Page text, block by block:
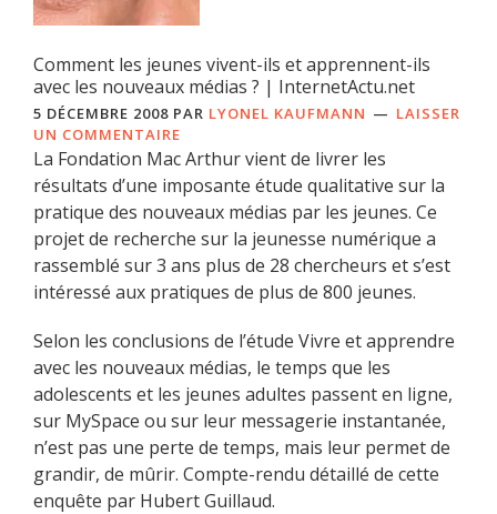
Comment les jeunes vivent-ils et apprennent-ils
avec les nouveaux médias ? | InternetActu.net
5 DÉCEMBRE 2008 PAR LYONEL KAUFMANN
LAISSER
UN COMMENTAIRE
La Fondation Mac Arthur vient de livrer les
résultats d’une imposante étude qualitative sur la
pratique des nouveaux médias par les jeunes. Ce
projet de recherche sur la jeunesse numérique a
rassemblé sur 3 ans plus de 28 chercheurs et s’est
intéressé aux pratiques de plus de 800 jeunes.
Selon les conclusions de l’étude Vivre et apprendre
avec les nouveaux médias, le temps que les
adolescents et les jeunes adultes passent en ligne,
sur MySpace ou sur leur messagerie instantanée,
n’est pas une perte de temps, mais leur permet de
grandir, de mûrir. Compte-rendu détaillé de cette
enquête par Hubert Guillaud.